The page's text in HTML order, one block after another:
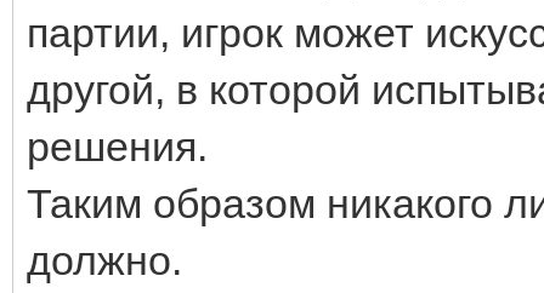
партии, игрок может
другой, в которой
решения.
Таким образом никакого
должно.